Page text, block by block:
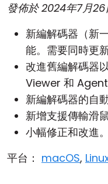
發佈於2024年7月26
新編解碼器（新
能。需要同時更
改進舊編解碼器
Viewer 和 Agent
新編解碼器的自
新增支援傳輸滑
小幅修正和改進。
平台： macOS,